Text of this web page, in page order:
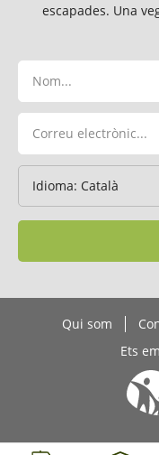
escapades. Una
Qui som
Ets